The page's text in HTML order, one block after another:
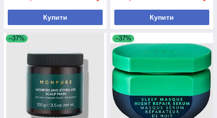
Купити Купити
–37% –37%